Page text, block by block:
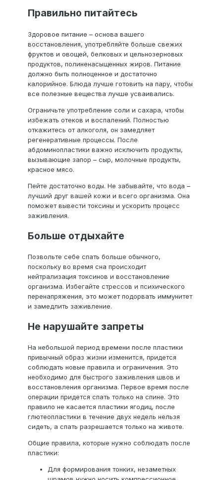
Правильно питайтесь
Здоровое питание – основа вашего
восстановления, употребляйте больше свежих
фруктов и овощей, белковых и цельнозерновых
продуктов, полиненасыщенных жиров. Питание
должно быть полноценное и достаточно
калорийное. Блюда лучше готовить на пару, чтобы
все полезные вещества лучше усваивались.
Ограничьте употребление соли и сахара, чтобы
избежать отеков и воспалений. Полностью
откажитесь от алкоголя, он замедляет
регенеративные процессы. После
абдоминопластики важно исключить продукты,
вызывающие запор – сыр, молочные продукты,
красное мясо.
Пейте достаточно воды. Не забывайте, что вода –
лучший друг вашей кожи и всего организма. Она
поможет вывести токсины и ускорить процесс
заживления.
Больше отдыхайте
Позвольте себе спать больше обычного,
поскольку во время сна происходит
нейтрализация токсинов и восстановление
организма. Избегайте стрессов и психического
перенапряжения, это может подорвать иммунитет
и замедлить заживление.
Не нарушайте запреты
На небольшой период времени после пластики
привычный образ жизни изменится, придется
соблюдать новые правила и ограничения. Это
необходимо для быстрого заживления швов и
восстановления организма. Первое время после
операции придется спать только на спине. Это
правило не касается пластики ягодиц, после
глютеопластики в течение двух недель нельзя
сидеть, а спать разрешается только на животе.
Общие правила, которые нужно соблюдать после
пластики:
Для формирования тонких, незаметных